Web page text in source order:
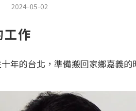
2024-05-02
作
年的台北，準備搬回家鄉嘉義的